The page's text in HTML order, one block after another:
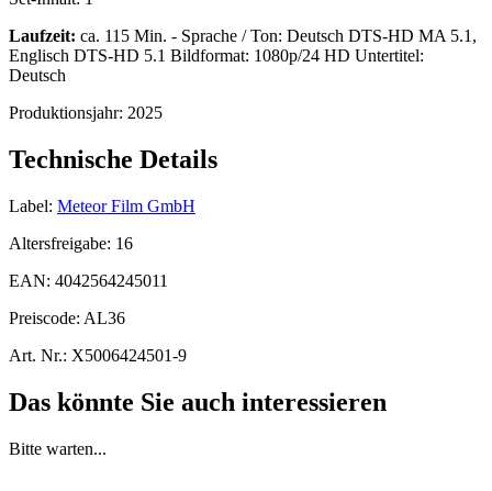
Laufzeit: ca. 115 Min. - Sprache / Ton: Deutsch DTS-HD MA 5.1,
Englisch DTS-HD 5.1 Bildformat: 1080p/24 HD Untertitel:
Deutsch
Produktionsjahr: 2025
Technische Details
Label: Meteor Film GmbH
Altersfreigabe: 16
EAN: 4042564245011
Preiscode: AL36
Art. Nr.: X5006424501-9
Das könnte Sie auch interessieren
Bitte warten...